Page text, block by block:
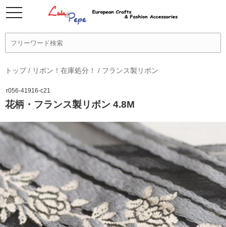
トップ/ リボン！在庫処分！ / フランス製リボン
r056-41916-c21
花柄・フランス製リボン 4.8M